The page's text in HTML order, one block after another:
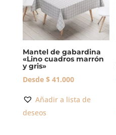
Mantel de gabardina
«Lino cuadros marrón
y gris»
Desde $41.000
Añadir a lista de
deseos